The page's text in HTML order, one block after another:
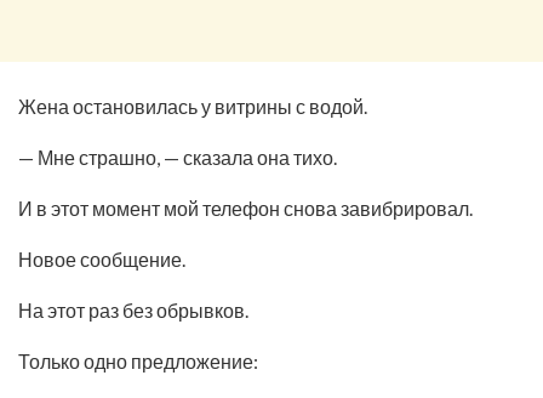
Жена остановилась у витрины с водой.
— Мне страшно, — сказала она тихо.
И в этот момент мой телефон снова завибрировал.
Новое сообщение.
На этот раз без обрывков.
Только одно предложение: